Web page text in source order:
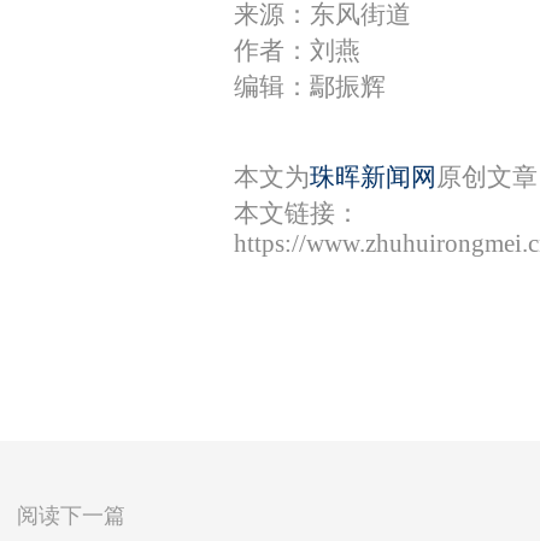
来源：东风街道
作者：刘燕
编辑：鄢振辉
本文为珠晖新闻网 原创文
本文链接：
https://
阅读下一篇